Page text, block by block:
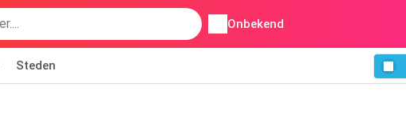
Onbekend
Steden